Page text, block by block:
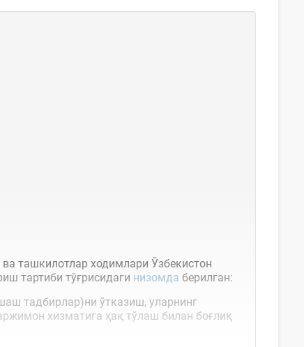
ташкилотлар ходимлари Ўзбекистон
тартиби тўғрисидаги низомда берилган:
тадбирлар)ни ўтказиш, уларнинг
хизматига ҳақ тўлаш билан боғлиқ